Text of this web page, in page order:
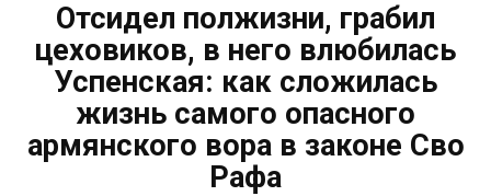
Отсидел полжизни, грабил
цеховиков, в него влюбилась
Успенская: как сложилась
жизнь самого опасного
армянского вора в законе Сво
Рафа